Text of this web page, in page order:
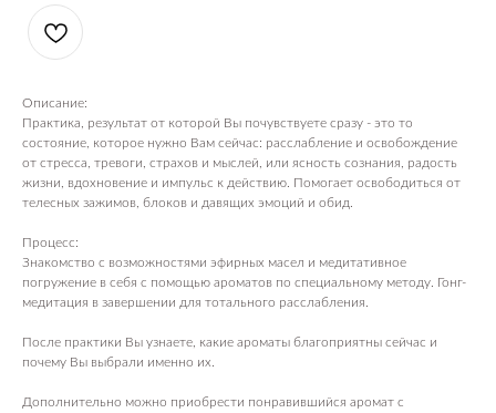
Описание:
Практика, результат от которой Вы почувствуете сразу - это то
состояние, которое нужно Вам сейчас: расслабление и освобождение
от стресса, тревоги, страхов и мыслей, или ясность сознания, радость
жизни, вдохновение и импульс к действию. Помогает освободиться от
телесных зажимов, блоков и давящих эмоций и обид.
Процесс:
Знакомство с возможностями эфирных масел и медитативное
погружение в себя с помощью ароматов по специальному методу. Гонг-
медитация в завершении для тотального расслабления.
После практики Вы узнаете, какие ароматы благоприятны сейчас и
почему Вы выбрали именно их.
Дополнительно можно приобрести понравившийся аромат с